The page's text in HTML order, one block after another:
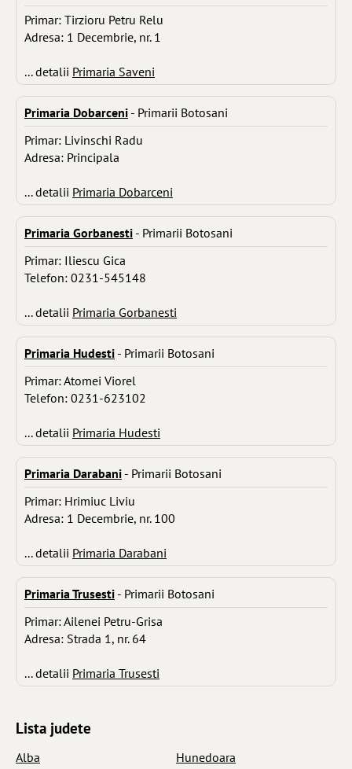
Primar: Tirzioru Petru Relu
Adresa: 1 Decembrie, nr. 1
... detalii Primaria Saveni
Primaria Dobarceni - Primarii Botosani
Primar: Livinschi Radu
Adresa: Principala
... detalii Primaria Dobarceni
Primaria Gorbanesti - Primarii Botosani
Primar: Iliescu Gica
Telefon: 0231-545148
... detalii Primaria Gorbanesti
Primaria Hudesti - Primarii Botosani
Primar: Atomei Viorel
Telefon: 0231-623102
... detalii Primaria Hudesti
Primaria Darabani - Primarii Botosani
Primar: Hrimiuc Liviu
Adresa: 1 Decembrie, nr. 100
... detalii Primaria Darabani
Primaria Trusesti - Primarii Botosani
Primar: Ailenei Petru-Grisa
Adresa: Strada 1, nr. 64
... detalii Primaria Trusesti
Lista judete
Alba
Hunedoara